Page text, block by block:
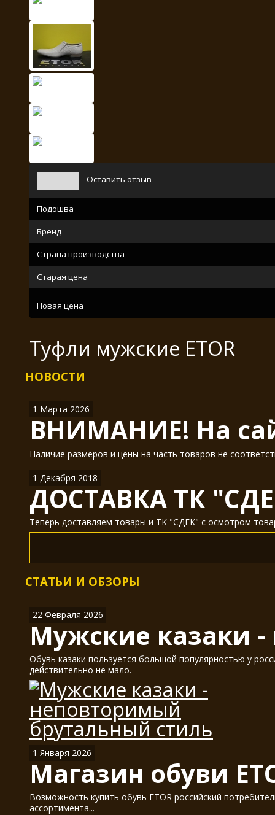
Оставить отзыв
Подошва
Бренд
Страна производства
Старая цена
Новая цена
Туфли мужские ETOR
НОВОСТИ
1 Марта 2026
ВНИМАНИЕ! На
Наличие размеров и цены на часть товаров не
1 Декабря 2018
ДОСТАВКА ТК
Теперь доставляем товары и ТК "СДЕК" с осмотром
СТАТЬИ И ОБЗОРЫ
22 Февраля 2026
Мужские казаки
Обувь казаки пользуется большой популярностью у
действительно не мало.
1 Января 2026
Магазин обуви
Возможность купить обувь ETOR российский
ассортимента...